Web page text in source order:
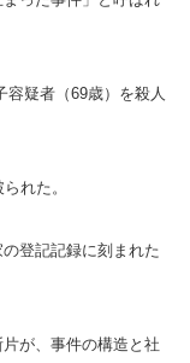
容疑者（69歳）を殺人
れた。
登記記録に刻まれた
が、事件の構造と社